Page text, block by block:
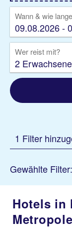
Wann & wie
09.08.2026 -
Wer reist mit?
2 Erwachsene
1 Filter
Gewählte Filter:
Hotels in